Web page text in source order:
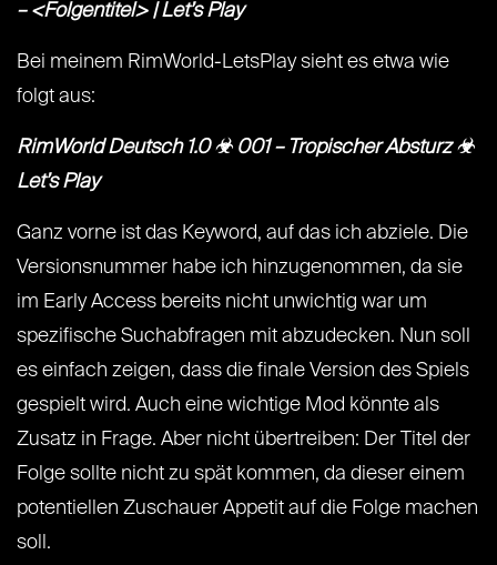
– <Folgentitel> | Let’s Play
Bei meinem RimWorld-LetsPlay sieht es etwa wie
folgt aus:
RimWorld Deutsch 1.0 ☣ 001 – Tropischer Absturz ☣
Let’s Play
Ganz vorne ist das Keyword, auf das ich abziele. Die
Versionsnummer habe ich hinzugenommen, da sie
im Early Access bereits nicht unwichtig war um
spezifische Suchabfragen mit abzudecken. Nun soll
es einfach zeigen, dass die finale Version des Spiels
gespielt wird. Auch eine wichtige Mod könnte als
Zusatz in Frage. Aber nicht übertreiben: Der Titel der
Folge sollte nicht zu spät kommen, da dieser einem
potentiellen Zuschauer Appetit auf die Folge machen
soll.